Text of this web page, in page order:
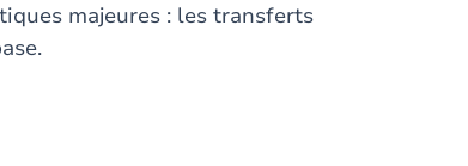
majeures : les transferts